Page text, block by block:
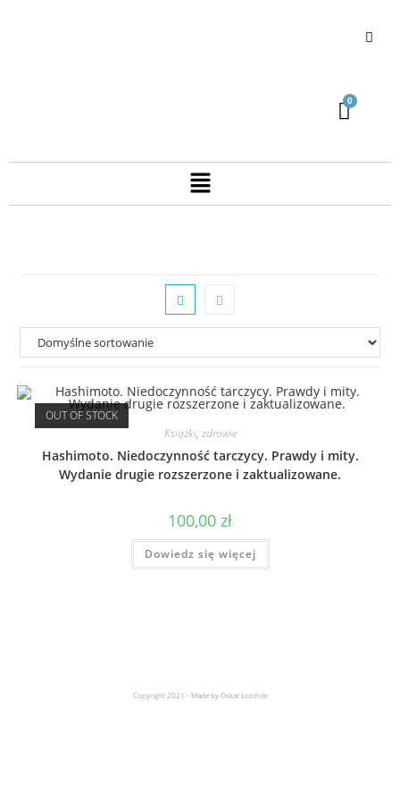
OUT OF STOCK
Książki, zdrowie
Hashimoto. Niedoczynność tarczycy. Prawdy i mity.
Wydanie drugie rozszerzone i zaktualizowane.
100,00 zł
Dowiedz się więcej
Copyright 2021 - Made by Oskar Łoziński